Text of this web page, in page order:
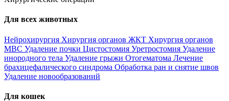
Для всех животных
Нейрохирургия Хирургия органов ЖКТ Хирургия органов
МВС Удаление почки Цистостомия Уретростомия Удаление
инородного тела Удаление грыжи Отогематома Лечение
брахицефалического синдрома Обработка ран и снятие швов
Удаление новообразований
Для кошек